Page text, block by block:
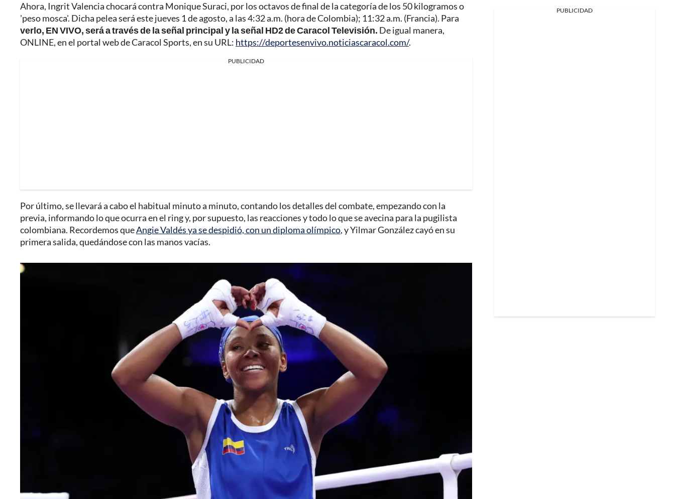
Ahora, Ingrit Valencia chocará contra Monique Suraci, por los octavos de final de la categoría de los 50 kilogramos o
'peso mosca'. Dicha pelea será este jueves 1 de agosto, a las 4:32 a.m. (hora de Colombia); 11:32 a.m. (Francia). Para
verlo, EN VIVO, será a través de la señal principal y la señal HD2 de Caracol Televisión. De igual manera,
ONLINE, en el portal web de Caracol Sports, en su URL: https://deportesenvivo.noticiascaracol.com/.
PUBLICIDAD
Por último, se llevará a cabo el habitual minuto a minuto, contando los detalles del combate, empezando con la
previa, informando lo que ocurra en el ring y, por supuesto, las reacciones y todo lo que se avecina para la pugilista
colombiana. Recordemos queAngie Valdés ya se despidió, con un diploma olímpico, y Yilmar González cayó en su
primera salida, quedándose con las manos vacías.
PUBLICIDAD